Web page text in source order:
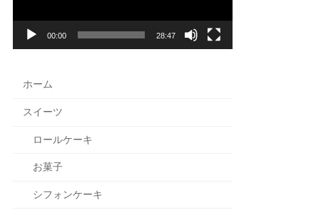
ー
00:00 28:47
ホーム
スイーツ
ロールケーキ
お菓子
シフォンケーキ